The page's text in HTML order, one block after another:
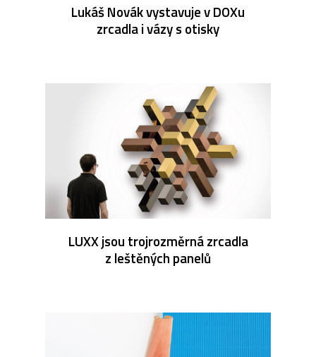
Lukáš Novák vystavuje v DOXu
zrcadla i vázy s otisky
LUXX jsou trojrozměrná zrcadla
z leštěných panelů